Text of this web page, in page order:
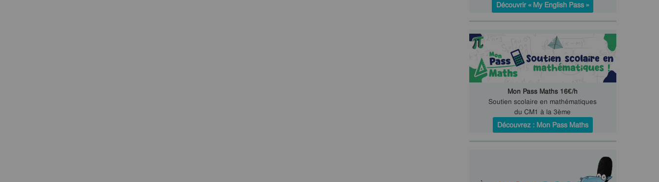
Découvrir « My English Pass »
Mon Pass Maths 16€/h
Soutien scolaire en mathématiques
du CM1 à la 3ème
Découvrez : Mon Pass Maths